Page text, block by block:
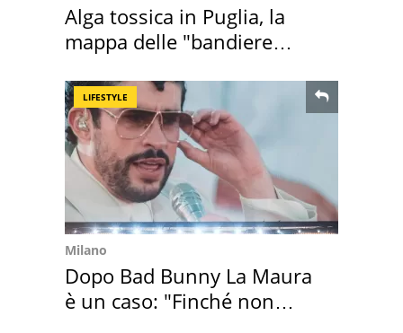
Alga tossica in Puglia, la
mappa delle "bandiere
LIFESTYLE
Milano
Dopo Bad Bunny La Maura
è un caso: "Finché non